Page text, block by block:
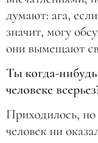
думают: ага,
значит, могу
они вымещают
Ты когда-
человеке
Приходилось,
человек ни